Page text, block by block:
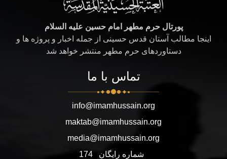
پورتال حرم مطهر امام حسین علیه السلام
اینجا مطالب آستان قدس حسینی از جمله اخبار و پروژه ها و
دستاوردهای حرم مطهر منتشر خواهد شد
تماس با ما
info@imamhussain.org
maktab@imamhussain.org
media@imamhussain.org
شماره رایگان
174